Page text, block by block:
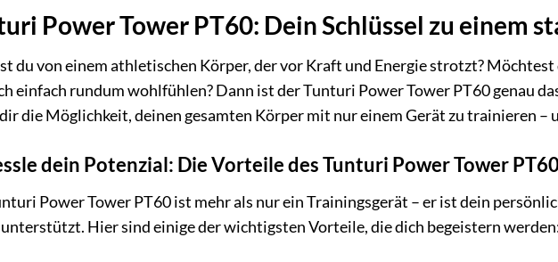
Power Tower PT60: Dein Schlüssel zu einem
du von einem athletischen Körper, der vor Kraft und Energie strotzt?
einfach rundum wohlfühlen? Dann ist der Tunturi Power Tower PT60 genau
die Möglichkeit, deinen gesamten Körper mit nur einem Gerät zu trainieren –
dein Potenzial: Die Vorteile des Tunturi Power Tower
Power Tower PT60 ist mehr als nur ein Trainingsgerät – er ist dein
Hier sind einige der wichtigsten Vorteile, die dich begeistern